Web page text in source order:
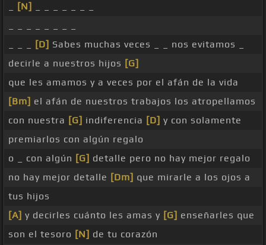
[N]
[D] Sabes muchas veces _ _ nos evitamos _
decirle a nuestros hijos [G]
que les amamos y a veces por el afán de la vida
[Bm] el afán de nuestros trabajos los atropellamos
con nuestra [G] indiferencia [D] y con solamente
premiarlos con algún regalo
o _ con algún [G] detalle pero no hay mejor regalo
no hay mejor detalle [Dm] que mirarle a los ojos a
tus hijos
[A] y decirles cuánto les amas y [G] enseñarles que
son el tesoro [N] de tu corazón